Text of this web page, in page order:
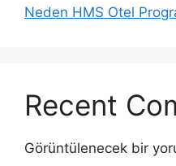
Neden HMS Otel
Recent
Görüntülenecek bir